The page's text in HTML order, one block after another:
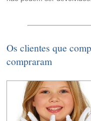
Os clientes que
compraram